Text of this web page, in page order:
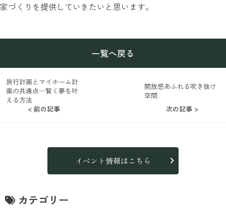
家づくりを提供していきたいと思います。
< 前の記事
旅行計画とマイホーム計
画の共通点―賢く夢を叶
える方法
一覧へ戻る
開放感あふれる吹き抜け
空間
次の記事 >
イベント情報はこちら
カテゴリー